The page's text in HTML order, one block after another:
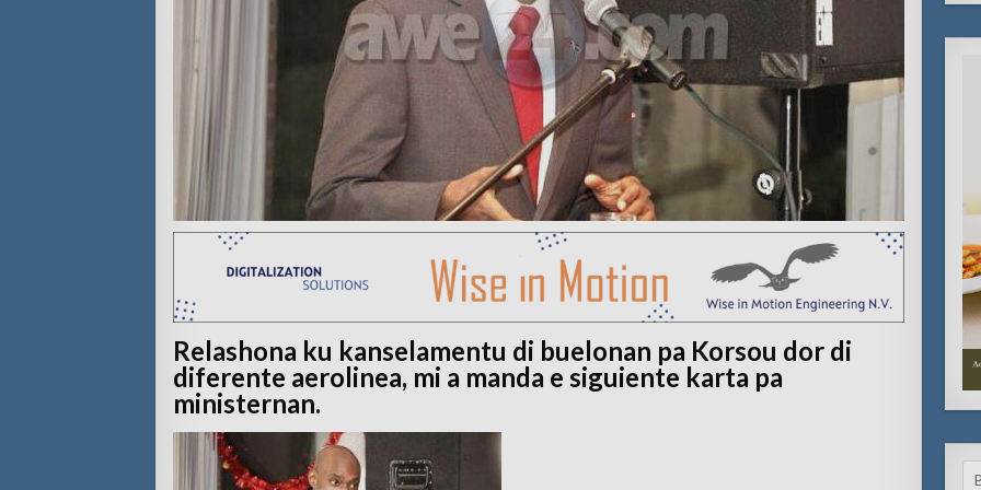
Relashona ku kanselamentu di buelonan pa Korsou dor di
diferente aerolinea, mi a manda e siguiente karta pa
ministernan.